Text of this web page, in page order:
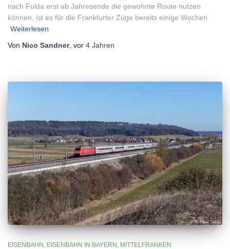
nach Fulda erst ab Jahresende die gewohnte Route nutzen
können, ist es für die Frankfurter Züge bereits einige Wochen
Weiterlesen
Von Nico Sandner, vor 4 Jahren
EISENBAHN EISENBAHN IN BAYERN MITTELFRANKEN